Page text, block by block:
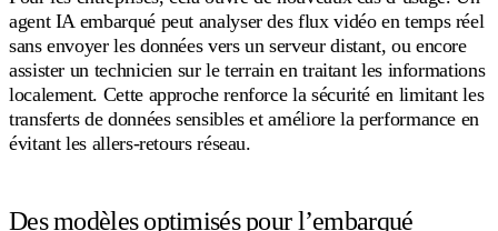
agent IA embarqué peut analyser des flux vidéo en temps réel
sans envoyer les données vers un serveur distant, ou encore
assister un technicien sur le terrain en traitant les informations
localement. Cette approche renforce la sécurité en limitant les
transferts de données sensibles et améliore la performance en
évitant les allers-retours réseau.
Des modèles optimisés pour l’embarqué